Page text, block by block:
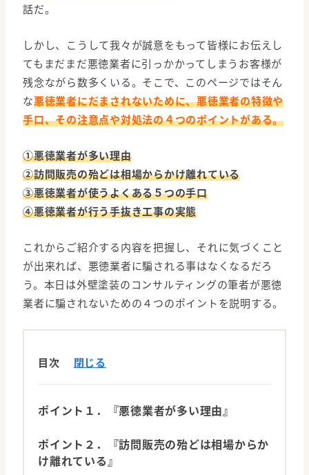
話だ。
しかし、こうして我々が誠意をもって皆様にお伝えし
てもまだまだ悪徳業者に引っかかってしまうお客様が
残念ながら数多くいる。そこで、このページではそん
な悪徳業者にだまされないために、悪徳業者の特徴や
手口、その注意点や対処法の４つのポイントがある。
①悪徳業者が多い理由
②訪問販売の殆どは相場からかけ離れている
③悪徳業者が使うよくある５つの手口
④悪徳業者が行う手抜き工事の実態
これからご紹介する内容を把握し、それに気づくこと
が出来れば、悪徳業者に騙される事はなくなるだろ
う。本日は外壁塗装のコンサルティングの筆者が悪徳
業者に騙されないための４つのポイントを説明する。
目次 閉じる
ポイント１．『悪徳業者が多い理由』
ポイント２．『訪問販売の殆どは相場からか
け離れている』